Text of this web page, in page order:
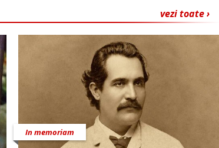
vezi toate ›
In memoriam